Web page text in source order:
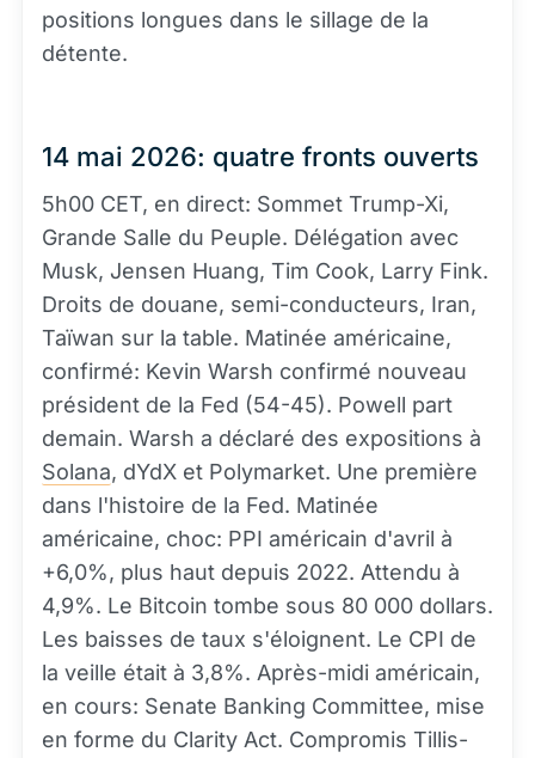
positions longues dans le sillage de la
détente.
14 mai 2026: quatre fronts ouverts
5h00 CET, en direct: Sommet Trump-Xi,
Grande Salle du Peuple. Délégation avec
Musk, Jensen Huang, Tim Cook, Larry Fink.
Droits de douane, semi-conducteurs, Iran,
Taïwan sur la table. Matinée américaine,
confirmé: Kevin Warsh confirmé nouveau
président de la Fed (54-45). Powell part
demain. Warsh a déclaré des expositions à
Solana, dYdX et Polymarket. Une première
dans l'histoire de la Fed. Matinée
américaine, choc: PPI américain d'avril à
+6,0%, plus haut depuis 2022. Attendu à
4,9%. Le Bitcoin tombe sous 80 000 dollars.
Les baisses de taux s'éloignent. Le CPI de
la veille était à 3,8%. Après-midi américain,
en cours: Senate Banking Committee, mise
en forme du Clarity Act. Compromis Tillis-